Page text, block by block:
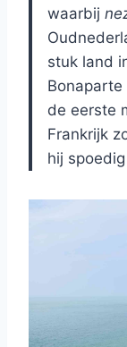
waarbij
stuk land
de eerste
Frankrijk
hij